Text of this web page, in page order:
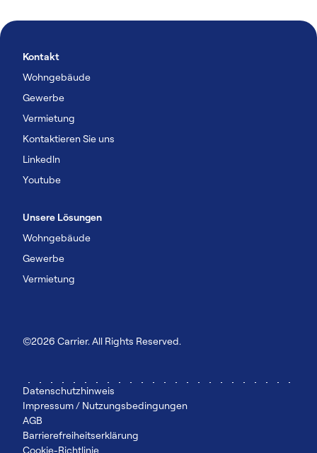
Kontakt
Wohngebäude
Gewerbe
Vermietung
Kontaktieren Sie uns
Linkedln
Youtube
Unsere Lösungen
Wohngebäude
Gewerbe
Vermietung
©2026 Carrier. All Rights Reserved.
Datenschutzhinweis
Impressum / Nutzungsbedingungen
AGB
Barrierefreiheitserklärung
Cookie-Richtlinie